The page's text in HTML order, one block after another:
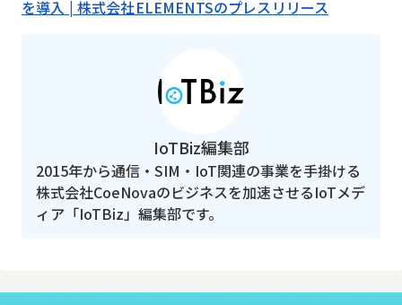
を導入 | 株式会社ELEMENTSのプレスリリース
IoTBiz編集部
2015年から通信・SIM・IoT関連の事業を手掛ける
株式会社CoeNovaのビジネスを加速させるIoTメデ
ィア「IoTBiz」編集部です。